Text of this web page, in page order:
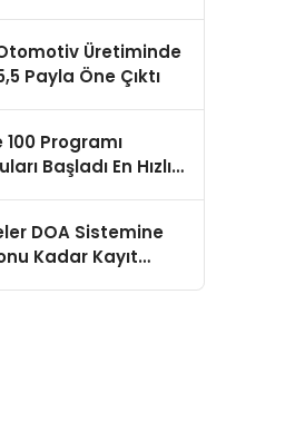
Üretiminde
Payla Öne Çıktı
100 Programı
Başladı En Hızlı
DOA Sistemine
Kadar Kayıt